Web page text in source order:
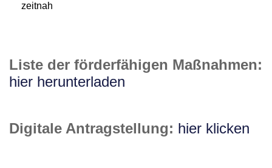
zeitnah
Liste der förderfähigen Maßnahmen:
hier herunterladen
Digitale Antragstellung: hier klicken